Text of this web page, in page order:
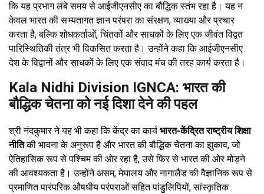
कि यह प्रभाग लंबे समय से आईजीएनसीए का बौद्धिक स्तंभ रहा है। यह न
केवल भारत की सभ्यतागत ज्ञान परंपरा का संरक्षण, व्याख्या और प्रचार
करता है, बल्कि शोधकर्ताओं, चिंतकों और साधकों के लिए एक जीवंत विद्वत
पारिस्थितिकी तंत्र भी विकसित करता है। उन्होंने कहा कि आईजीएनसीए
देश के विद्वानों और साधकों के लिए एक संवाद मंच की तरह कार्य करता है।
Kala Nidhi Division IGNCA: भारत की
बौद्धिक चेतना को नई दिशा देने की पहल
श्री नंदकुमार ने यह भी कहा कि केंद्र का कार्य भारत-केंद्रित राष्ट्रीय शिक्षा
नीतिकी भावना के अनुरूप है और भारत की बौद्धिक चेतना का झुकाव, जो
ऐतिहासिक रूप से पश्चिम की ओर रहा है, उसे फिर से भारत की ओर मोड़ने
की आवश्यकता है। उन्होंने असम, मेघालय और नागालैंड की वैज्ञानिक रूप से
प्रमाणित पारंपरिक औषधीय परंपराओं सहित पांडुलिपियों, सांस्कृतिक